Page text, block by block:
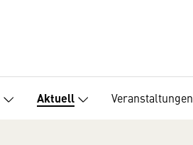
Aktuell Veranstaltungen